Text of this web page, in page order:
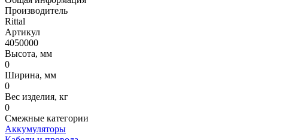
Производитель
Rittal
Артикул
4050000
Высота, мм
0
Ширина, мм
0
Вес изделия, кг
0
Смежные категории
Аккумуляторы